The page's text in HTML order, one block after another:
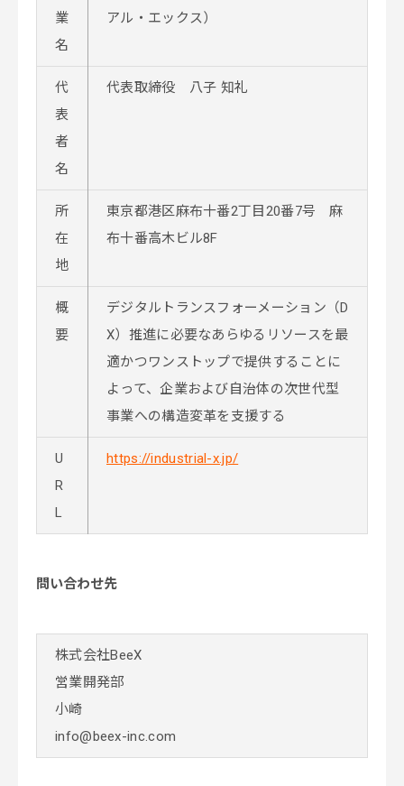
業
名
アル・エックス）
代
表
者
名
代表取締役 八子 知礼
所
在
地
東京都港区麻布十番2丁目20番7号 麻
布十番高木ビル8F
概
要
デジタルトランスフォーメーション（D
X）推進に必要なあらゆるリソースを最
適かつワンストップで提供することに
よって、企業および自治体の次世代型
事業への構造変革を支援する
U
R
L
https://industrial-x.jp/
問い合わせ先
株式会社BeeX
営業開発部
小崎
info@beex-inc.com